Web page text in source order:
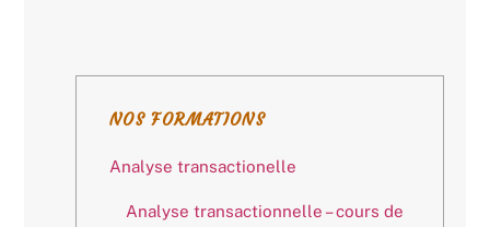
NOS FORMATIONS
Analyse transactionelle
Analyse transactionnelle – cours de